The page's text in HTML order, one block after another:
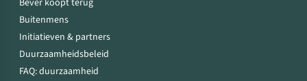
Bever koopt terug
Buitenmens
Initiatieven & partners
Duurzaamheidsbeleid
FAQ: duurzaamheid